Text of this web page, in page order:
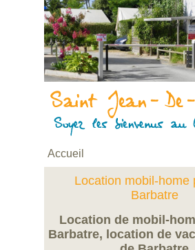
Accueil
Location mobil-home
Barbatre
Location de mobil-
Barbatre, location de